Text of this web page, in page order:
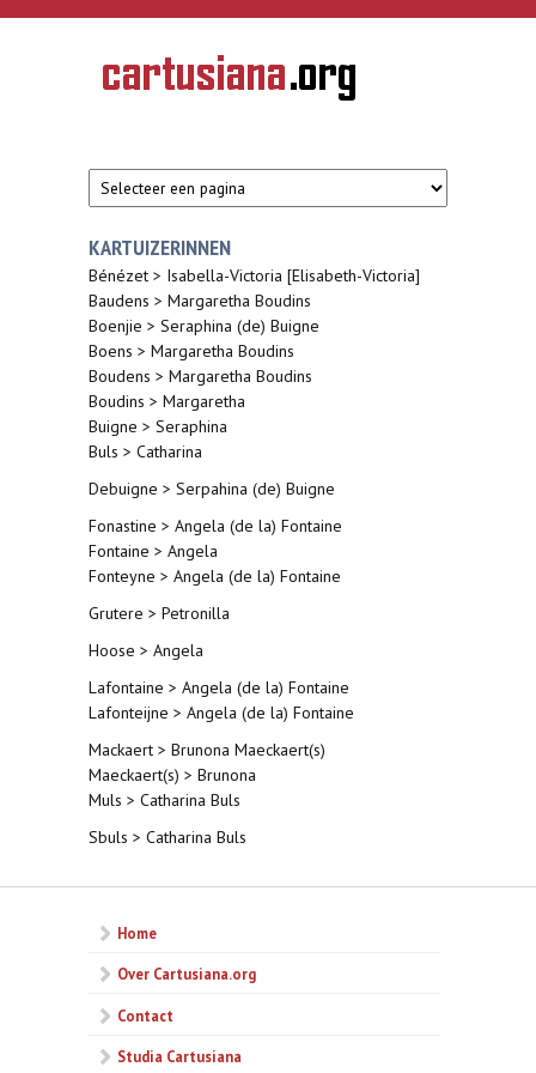
Overslaan en naar de inhoud gaan
CARTUSIANA
Geschiedenis
van de
KARTUIZERINNEN
Bénézet > Isabella-Victoria [Elisabeth-Victoria]
Baudens > Margaretha Boudins
Boenjie > Seraphina (de) Buigne
Boens > Margaretha Boudins
Boudens > Margaretha Boudins
Boudins > Margaretha
Buigne > Seraphina
Buls > Catharina
Debuigne > Serpahina (de) Buigne
Fonastine > Angela (de la) Fontaine
Fontaine > Angela
Fonteyne > Angela (de la) Fontaine
Grutere > Petronilla
Hoose > Angela
Lafontaine > Angela (de la) Fontaine
Lafonteijne > Angela (de la) Fontaine
Mackaert > Brunona Maeckaert(s)
Maeckaert(s) > Brunona
Muls > Catharina Buls
Sbuls > Catharina Buls
Home
Over Cartusiana.org
Contact
Studia Cartusiana